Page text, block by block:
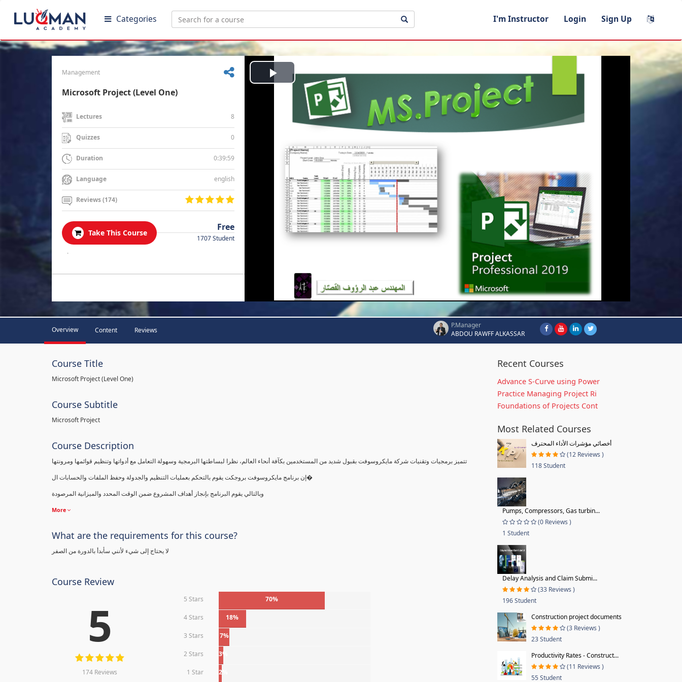
Categories I'm Instructor Login Sign Up
Management
Microsoft Project (Level One)
Lectures 8
Quizzes 0
Duration 0:39:59
Language english
Reviews (174)
Take This Course
Free
1707 Student
.
Play
Video
Overview Content Reviews
P.Manager
ABDOU RAWFF ALKASSAR
Course Title
Microsoft Project (Level One)
Course Subtitle
Microsoft Project
Course Description
إن برنامج مايكروسوفت بروجكت يقوم بالتحكم بعمليات التنظيم والجدولة وحفظ الملفات والحسابات ال�
وبالتالي يقوم البرنامج بإنجاز أهداف المشروع ضمن الوقت المحدد والميزانية المرصودة
More
What are the requirements for this course?
لا يحتاج إلى شيء لأنني سأبدأ بالدورة من الصفر
Course Review
5
174 Reviews
5 Stars 70%
4 Stars 18%
3 Stars 7%
2 Stars 3%
1 Star 2%
Recent Courses
Advance S-Curve using Power
Practice Managing Project Ri
Foundations of Projects Cont
Most Related Courses
أخصائي مؤشرات الأداء المحترف
(12 Reviews )
118 Student
Pumps, Compressors, Gas turbin...
(0 Reviews )
1 Student
Delay Analysis and Claim Submi...
(33 Reviews )
196 Student
Construction project documents
(3 Reviews )
23 Student
Productivity Rates - Construct...
(11 Reviews )
55 Student